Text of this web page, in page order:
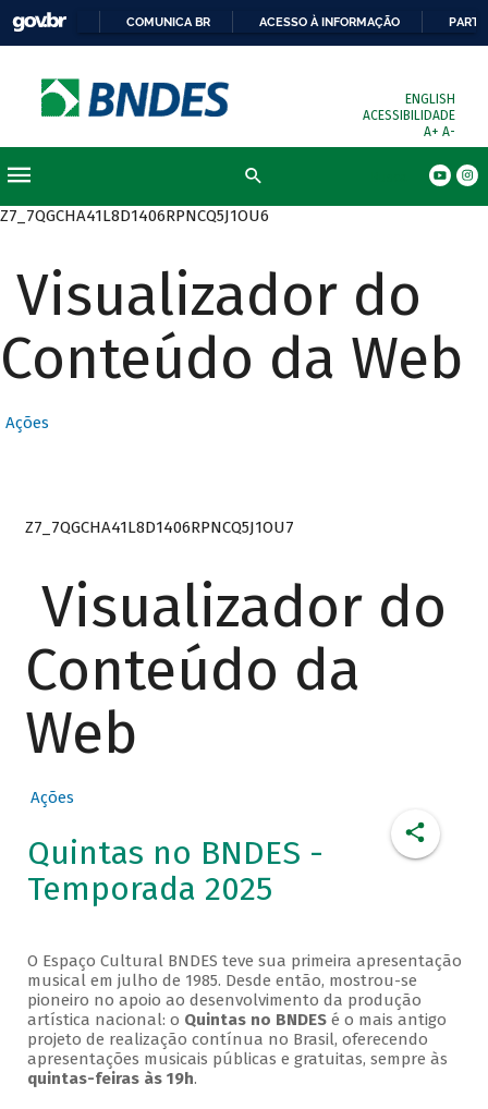
COMUNICA BR ACESSO À INFORMAÇÃO
ENGLISH
ACESSIBILIDADE
A+ A-
Z7_7QGCHA41L8D1406RPNCQ5J1OU6
Visualizador do
Conteúdo da Web
Ações
Z7_7QGCHA41L8D1406RPNCQ5J1OU7
Visualizador do
Conteúdo da
Web
Ações
Quintas no BNDES -
Temporada 2025
O Espaço Cultural BNDES teve sua primeira apresentação
musical em julho de 1985. Desde então, mostrou-se
pioneiro no apoio ao desenvolvimento da produção
artística nacional: o Quintas no BNDESé o mais antigo
projeto de realização contínua no Brasil, oferecendo
apresentações musicais públicas e gratuitas, sempre às
quintas-feiras às 19h.